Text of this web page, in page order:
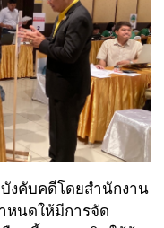
งคับคดีโดยสำนักงาน
หนดให้มีการจัด